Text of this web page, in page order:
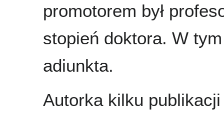
promotorem był
stopień doktora. W
adiunkta.
Autorka kilku